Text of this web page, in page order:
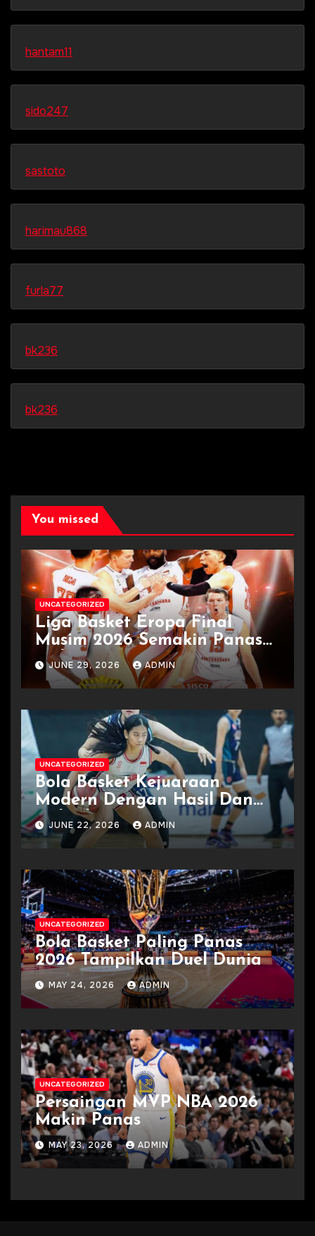
hantam11
sido247
sastoto
harimau868
furla77
bk236
bk236
You missed
UNCATEGORIZED
Liga Basket Eropa Final
Musim 2026 Semakin Panas
Terkini
JUNE 29, 2026 ADMIN
UNCATEGORIZED
Bola Basket Kejuaraan
Modern Dengan Hasil Dan
Jadwal
JUNE 22, 2026 ADMIN
UNCATEGORIZED
Bola Basket Paling Panas
2026 Tampilkan Duel Dunia
MAY 24, 2026 ADMIN
UNCATEGORIZED
Persaingan MVP NBA 2026
Makin Panas
MAY 23, 2026 ADMIN